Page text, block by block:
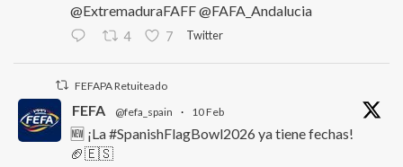
@ExtremaduraFAFF @FAFA_Andalucia
4 7 Twitter
FEFAPA Retuiteado
FEFA @fefa_spain · 10 Feb
🆕 ¡La #SpanishFlagBowl2026 ya tiene fechas!
🏈🇪🇸